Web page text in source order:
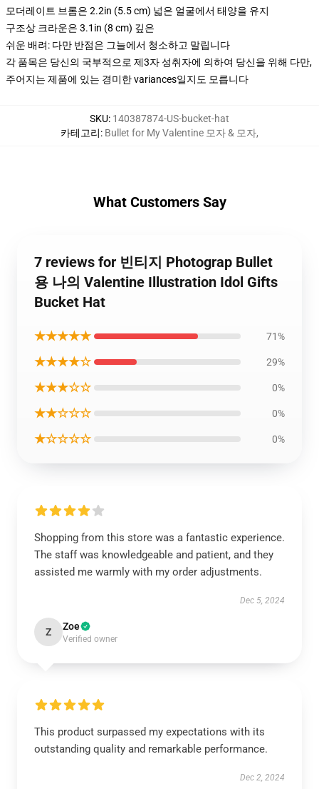
모더레이트 브롬은 2.2in (5.5 cm) 넓은 얼굴에서 태양을 유지
구조상 크라운은 3.1in (8 cm) 깊은
쉬운 배려: 다만 반점은 그늘에서 청소하고 말립니다
각 품목은 당신의 국부적으로 제3자 성취자에 의하여 당신을 위해 다만,
주어지는 제품에 있는 경미한 variances일지도 모릅니다
SKU: 140387874-US-bucket-hat
카테고리: Bullet for My Valentine 모자 & 모자,
What Customers Say
7 reviews for 빈티지 Photograp Bullet
용 나의 Valentine Illustration Idol Gifts
Bucket Hat
★★★★★ 71%
★★★★☆ 29%
★★★☆☆ 0%
★★☆☆☆ 0%
★☆☆☆☆ 0%
Shopping from this store was a fantastic experience.
The staff was knowledgeable and patient, and they
assisted me warmly with my order adjustments.
Dec 5, 2024
Z Zoe
Verified owner
This product surpassed my expectations with its
outstanding quality and remarkable performance.
Dec 2, 2024